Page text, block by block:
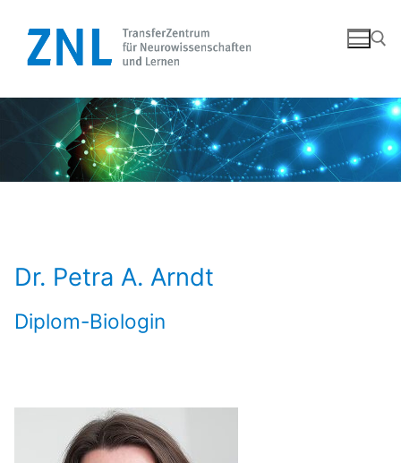
Inhalt
springen
Suchen nach:
Dr. Petra A. Arndt
Diplom-Biologin